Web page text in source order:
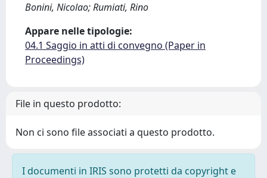
Bonini, Nicolao; Rumiati, Rino
Appare nelle tipologie:
04.1 Saggio in atti di convegno (Paper in
Proceedings)
File in questo prodotto:
Non ci sono file associati a questo prodotto.
I documenti in IRIS sono protetti da copyright e